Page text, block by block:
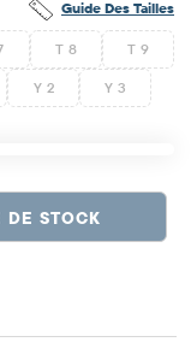
Guide Des Tailles
T 8 T 9
Y 2 Y 3
DE STOCK